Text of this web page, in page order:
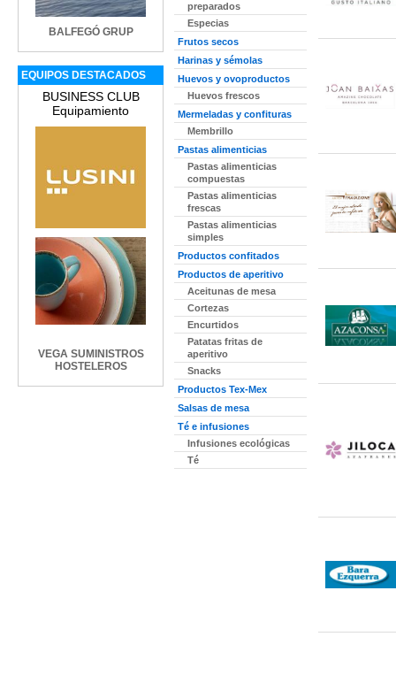
BALFEGÓ GRUP
EQUIPOS DESTACADOS
BUSINESS CLUB
Equipamiento
VEGA SUMINISTROS
HOSTELEROS
preparados
Especias
Frutos secos
Harinas y sémolas
Huevos y ovoproductos
Huevos frescos
Mermeladas y confituras
Membrillo
Pastas alimenticias
Pastas alimenticias
compuestas
Pastas alimenticias
frescas
Pastas alimenticias
simples
Productos confitados
Productos de aperitivo
Aceitunas de mesa
Cortezas
Encurtidos
Patatas fritas de
aperitivo
Snacks
Productos Tex-Mex
Salsas de mesa
Té e infusiones
Infusiones ecológicas
Té